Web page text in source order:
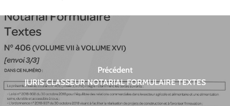
Précédent
JURIS CLASSEUR NOTARIAL FORMULAIRE TEXTES